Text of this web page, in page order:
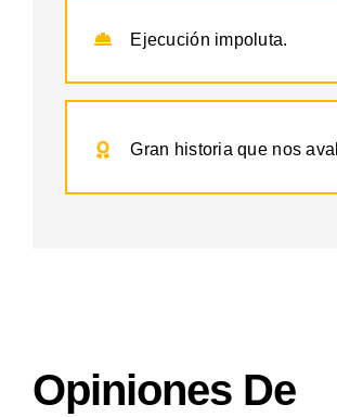
Ejecución impoluta.
Gran historia que nos
Opiniones De